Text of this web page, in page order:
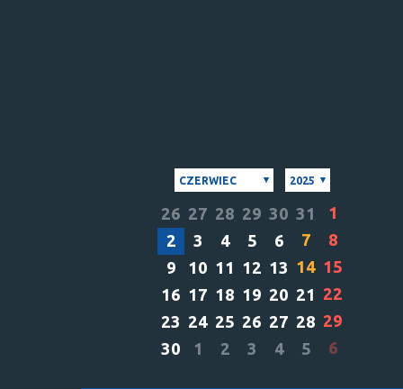
CZERWIEC 2025
26 27 28 29 30 31
1
2
3 4 5 6 7
8
9
10 11 12 13 14 15
16 17 18 19 20 21 22
23 24 25 26 27 28 29
30
1 2 3 4 5 6